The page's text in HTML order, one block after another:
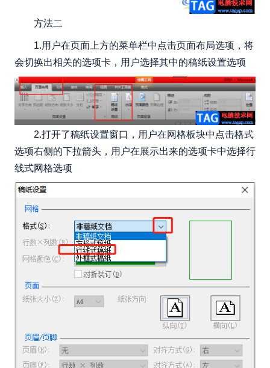
方法二
1.用户在页面上方的菜单栏中点击页面布局选项，将
会切换出相关的选项卡，用户选择其中的稿纸设置选项
2.打开了稿纸设置窗口，用户在网格板块中点击格式
选项右侧的下拉箭头，用户在展示出来的选项卡中选择行
线式网格选项